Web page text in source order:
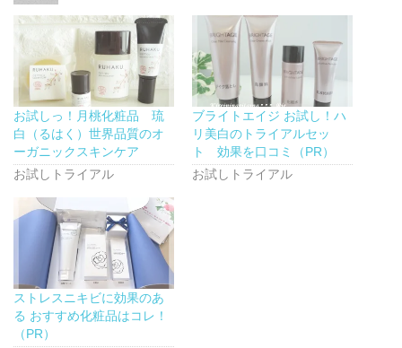
t
t
r
共
有
(
新
し
い
ウ
ィ
ン
ド
で
き
ま
有
す
る
に
は
ク
ッ
ク
し
て
く
だ
さ
い
い
ウ
ィ
ン
ド
ウ
で
開
き
ま
す
l
e
+
で
共
有
新
し
い
ウ
ィ
ン
ド
ま
す
お試しっ！月桃化粧品 琉
白（るはく）世界品質のオ
ーガニックスキンケア
お試しトライアル
ブライトエイジ お試し！ハ
リ美白のトライアルセッ
ト 効果を口コミ（PR）
お試しトライアル
ストレスニキビに効果のあ
る おすすめ化粧品はコレ！
（PR）